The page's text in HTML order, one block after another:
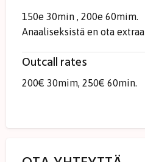
150e 30min , 200e 60mim.
Anaaliseksistä en ota extraa
Outcall rates
200€ 30mim, 250€ 60min.